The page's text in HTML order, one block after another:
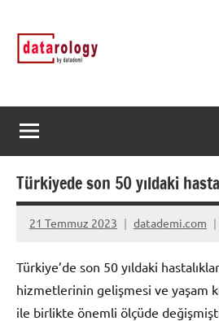
geçDATArology
by
rology
Türkiyede son 50 yıldaki
21 Temmuz 2023 datademi.com
Türkiye’de son 50 yıldaki
hizmetlerinin gelişmesi ve yaşam
ile birlikte önemli ölçüde